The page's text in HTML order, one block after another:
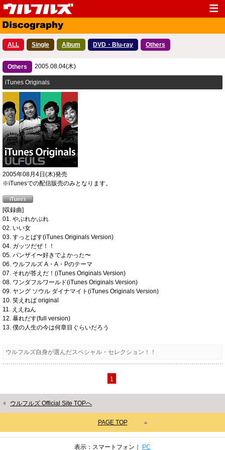
Top
Media Live
Profile
Fanclub
Contact
ALL Single Album DVD・Blu-ray Others
Others 2005.08.04(木)
iTunes Originals
2005年08月4日(木)発売
※iTunesでの配信販売のみとなります。
[収録曲]
01. やぶれかぶれ
02. いい女
03. すっとばす(iTunes Originals Version)
04. ガッツだぜ！！
05. バンザイ〜好きでよかった〜
06. ウルフルズ A・A・Pのテーマ
07. それが答えだ！(iTunes Originals Version)
08. ワンダフルワールド(iTunes Originals Version)
09. ヤング ソウル ダイナマイト(iTunes Originals Version)
10. 笑えれば original
11. ええねん
12. 暴れだす(full version)
13. 僕の人生の今は何章目ぐらいだろう
ウルフルズ自身が選んだスペシャル・セレクション！！
1
ウルフルズ Official Site TOPへ
PAGE TOP
表示：スマートフォン｜ PC